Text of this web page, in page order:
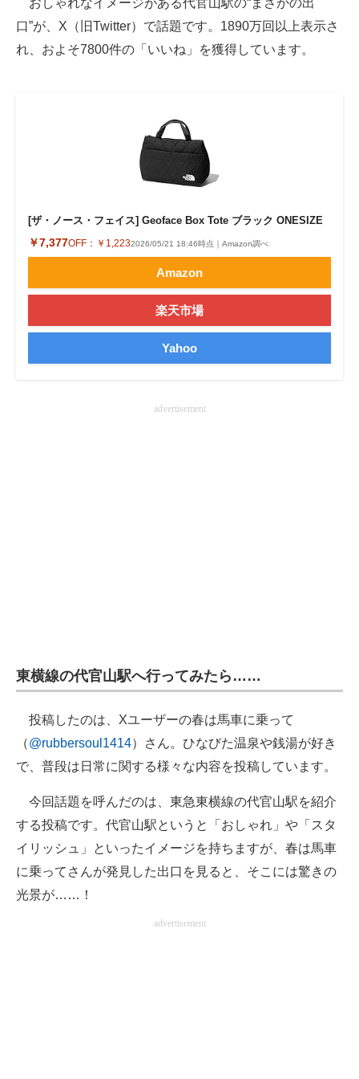
ITの今と未来を見通す
好きが集まる 比べて選べる
ビジネスと働き方のヒント
企業ITのトレンドを詳説
経営リーダーのコミュニティ
マーケ×ITの今がよく分かる
ITエンジニア向け専門サイト
IT製品の技術・比較・事例
おしゃれなイメージがある代官山駅の“まさかの出
口”が、X（旧Twitter）で話題です。1890万回以上表示さ
れ、およそ7800件の「いいね」を獲得しています。
[ザ・ノース・フェイス] Geoface Box Tote ブラック ONESIZE
￥7,377OFF： ￥1,2232026/05/21 18:46時点｜Amazon調べ
Amazon
楽天市場
Yahoo
advertisement
東横線の代官山駅へ行ってみたら……
投稿したのは、Xユーザーの春は馬車に乗って
（@rubbersoul1414）さん。ひなびた温泉や銭湯が好き
で、普段は日常に関する様々な内容を投稿しています。
今回話題を呼んだのは、東急東横線の代官山駅を紹介
する投稿です。代官山駅というと「おしゃれ」や「スタ
イリッシュ」といったイメージを持ちますが、春は馬車
に乗ってさんが発見した出口を見ると、そこには驚きの
光景が……！
advertisement